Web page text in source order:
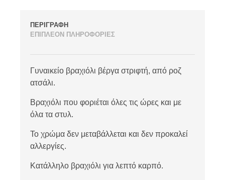
ΠΕΡΙΓΡΑΦΗ
ΕΠΙΠΛΕΟΝ ΠΛΗΡΟΦΟΡΙΕΣ
Γυναικείο βραχιόλι βέργα στριφτή, από ροζ
ατσάλι.
Βραχιόλι που φοριέται όλες τις ώρες και με
όλα τα στυλ.
Το χρώμα δεν μεταβάλλεται και δεν προκαλεί
αλλεργίες.
Κατάλληλο βραχιόλι για λεπτό καρπό.